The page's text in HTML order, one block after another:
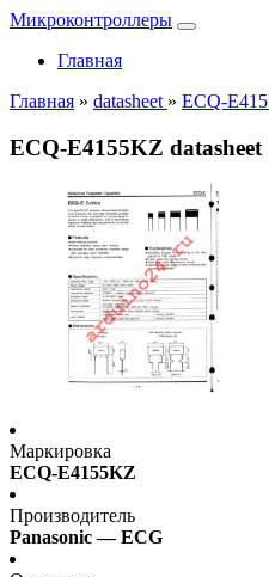
Микроконтроллеры
Главная
Главная » datasheet » ECQ-
ECQ-E4155KZ datasheet
Маркировка
ECQ-E4155KZ
Производитель
Panasonic — ECG